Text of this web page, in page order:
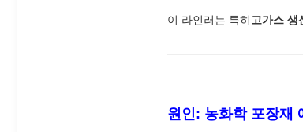
이 라인러는 특히 고가스 생
원인: 농화학 포장재